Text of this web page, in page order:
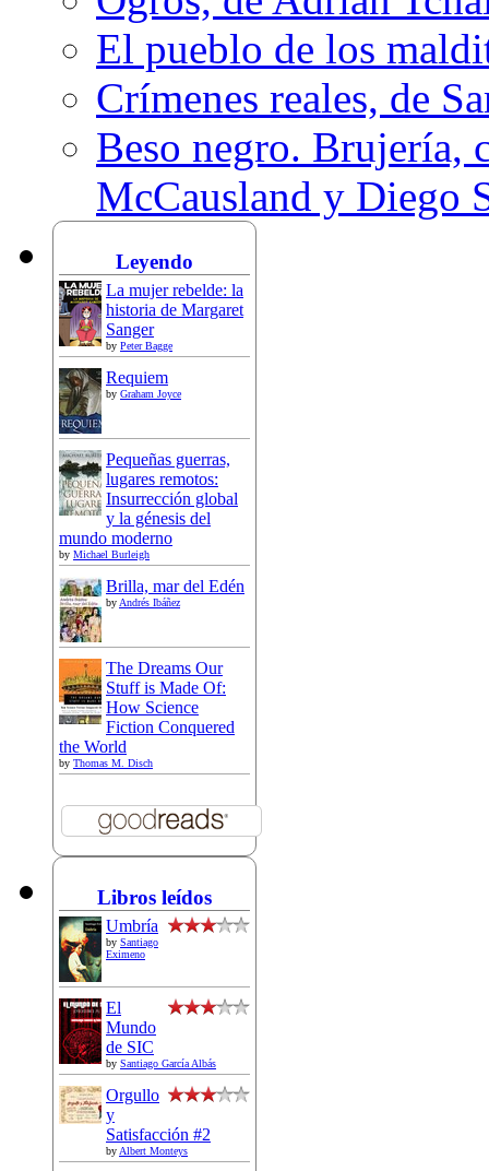
El pueblo de los
Crímenes reales, de
Beso negro. Brujería,
McCausland y Diego
Leyendo
La mujer rebelde: la
historia de Margaret
Sanger
by Peter Bagge
Requiem
by Graham Joyce
Pequeñas guerras,
lugares remotos:
Insurrección global
y la génesis del
mundo moderno
by Michael Burleigh
Brilla, mar del Edén
by Andrés Ibáñez
The Dreams Our
Stuff is Made Of:
How Science
Fiction Conquered
the World
by Thomas M. Disch
Libros leídos
Umbría
by Santiago
Eximeno
El
Mundo
de SIC
by Santiago García Albás
Orgullo
y
Satisfacción #2
by Albert Monteys